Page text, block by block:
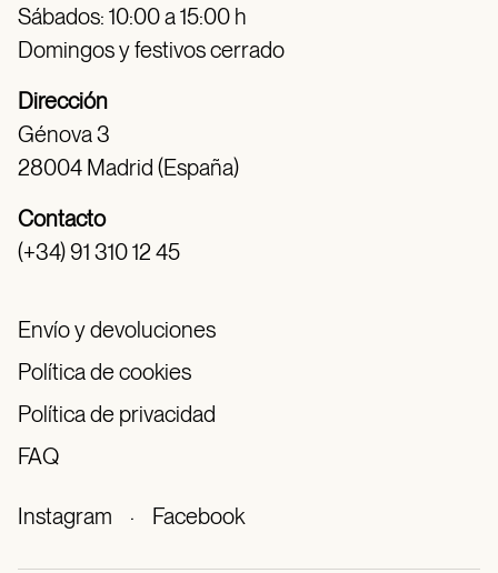
Sábados: 10:00 a 15:00 h
Domingos y festivos cerrado
Dirección
Génova 3
28004 Madrid (España)
Contacto
(+34) 91 310 12 45
Envío y devoluciones
Política de cookies
Política de privacidad
FAQ
Instagram · Facebook